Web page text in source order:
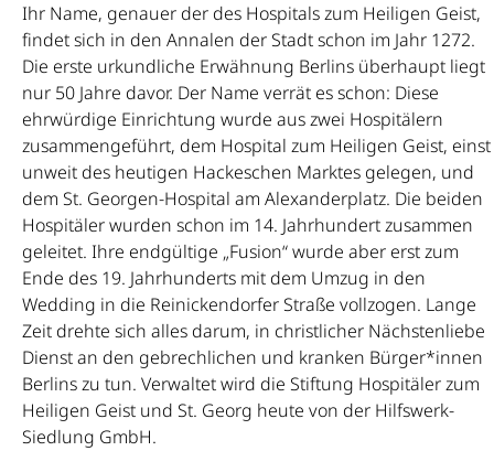
Ihr Name, genauer der des Hospitals zum Heiligen Geist,
findet sich in den Annalen der Stadt schon im Jahr 1272.
Die erste urkundliche Erwähnung Berlins überhaupt liegt
nur 50 Jahre davor. Der Name verrät es schon: Diese
ehrwürdige Einrichtung wurde aus zwei Hospitälern
zusammengeführt, dem Hospital zum Heiligen Geist, einst
unweit des heutigen Hackeschen Marktes gelegen, und
dem St. Georgen-Hospital am Alexanderplatz. Die beiden
Hospitäler wurden schon im 14. Jahrhundert zusammen
geleitet. Ihre endgültige „Fusion“ wurde aber erst zum
Ende des 19. Jahrhunderts mit dem Umzug in den
Wedding in die Reinickendorfer Straße vollzogen. Lange
Zeit drehte sich alles darum, in christlicher Nächstenliebe
Dienst an den gebrechlichen und kranken Bürger*innen
Berlins zu tun. Verwaltet wird die Stiftung Hospitäler zum
Heiligen Geist und St. Georg heute von der Hilfswerk-
Siedlung GmbH.